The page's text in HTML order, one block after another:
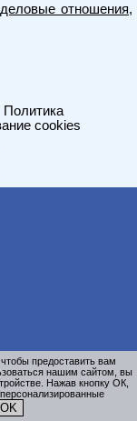
отношения,
Политика
cookies
предоставить вам
нашим сайтом, вы
Нажав кнопку ОК,
OK